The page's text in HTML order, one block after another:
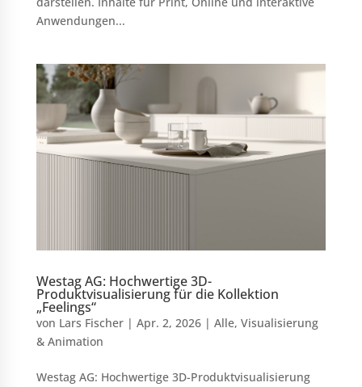
Anwendungen...
Westag AG: Hochwertige 3D-
Produktvisualisierung für die Kollektion
„Feelings“
von Lars Fischer| Apr. 2, 2026| Alle, Visualisierung
& Animation
Westag AG: Hochwertige 3D-Produktvisualisierung